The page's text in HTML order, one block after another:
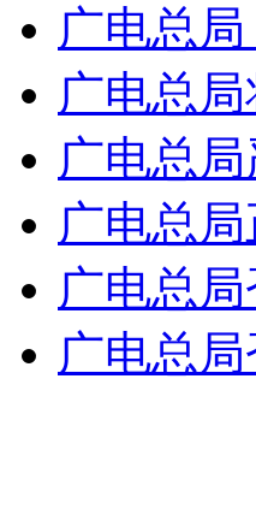
无痛分娩是否安全 医生
外交部：反对强权政
外交部：有关国家言论
广电总
广电总
广电总
广电总
广电总
广电总